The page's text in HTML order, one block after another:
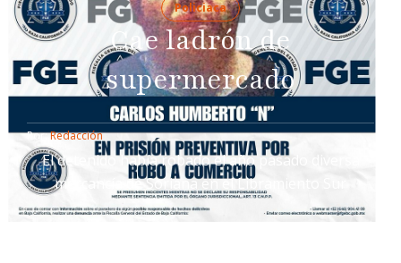
Policiaca
Cae ladrón de
supermercado
Por: Redacción
El detenido había robado el año pasado diversa
mercancía de Soriana en el Libramiento Sur